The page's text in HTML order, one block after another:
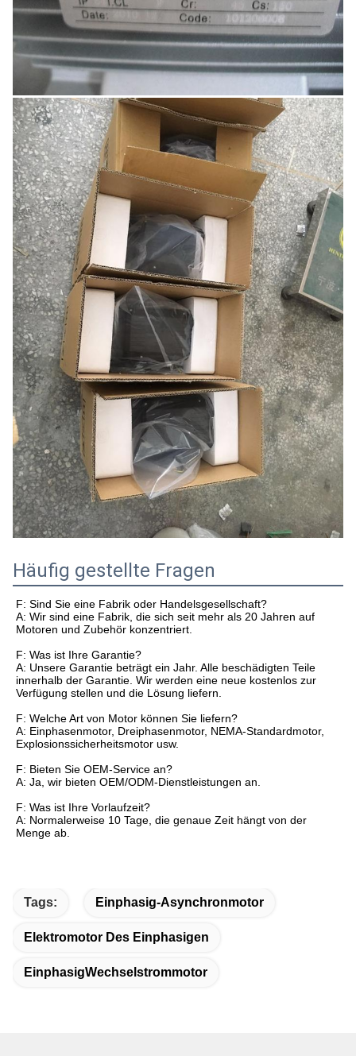
Häufig gestellte Fragen
F: Sind Sie eine Fabrik oder Handelsgesellschaft?
A: Wir sind eine Fabrik, die sich seit mehr als 20 Jahren auf
Motoren und Zubehör konzentriert.
F: Was ist Ihre Garantie?
A: Unsere Garantie beträgt ein Jahr. Alle beschädigten Teile
innerhalb der Garantie. Wir werden eine neue kostenlos zur
Verfügung stellen und die Lösung liefern.
F: Welche Art von Motor können Sie liefern?
A: Einphasenmotor, Dreiphasenmotor, NEMA-Standardmotor,
Explosionssicherheitsmotor usw.
F: Bieten Sie OEM-Service an?
A: Ja, wir bieten OEM/ODM-Dienstleistungen an.
F: Was ist Ihre Vorlaufzeit?
A: Normalerweise 10 Tage, die genaue Zeit hängt von der
Menge ab.
Tags: Einphasig-Asynchronmotor
Elektromotor Des Einphasigen
EinphasigWechselstrommotor